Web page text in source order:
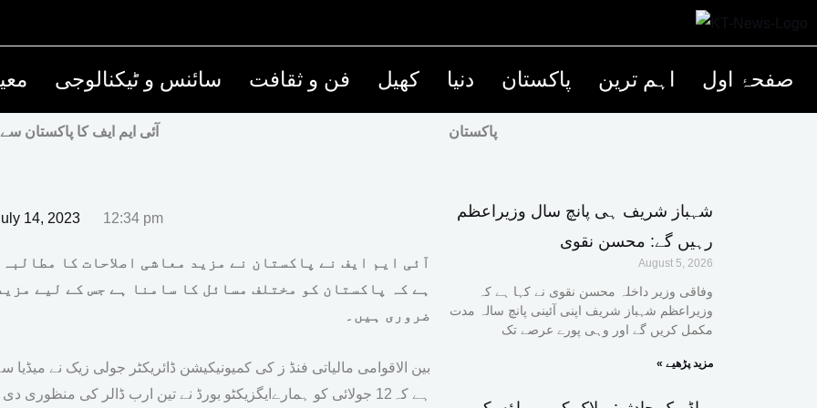
سائنس و ٹیکنالوجی فن و ثقافت کھیل دنیا پاکستان اہم ترین صفحۂ اول
آئی ایم ایف کا پاکستان سے
14, 2023 12:34 pm
آئی ایم ایف نے پاکستان نے مزید معاشی اصلاحات کا
ہے کہ پاکستان کو مختلف مسائل کا سامنا ہے جس کے لیے
ضروری ہیں۔
بین الاقوامی مالیاتی فنڈ ز کی کمیونیکیشن ڈائریکٹر جولی زیک نے میڈیا
ہے کہ12 جولائی کو ہمارےایگزیکٹو بورڈ نے تین ارب ڈالر کی
پاکستان
شہباز شریف ہی پانچ سال وزیراعظم
رہیں گے: محسن نقوی
August 5, 2026
وفاقی وزیر داخلہ محسن نقوی نے کہا ہے کہ
وزیراعظم شہباز شریف اپنی آئینی پانچ سالہ مدت
مکمل کریں گے اور وہی پورے عرصے تک
« مزید پڑھیے